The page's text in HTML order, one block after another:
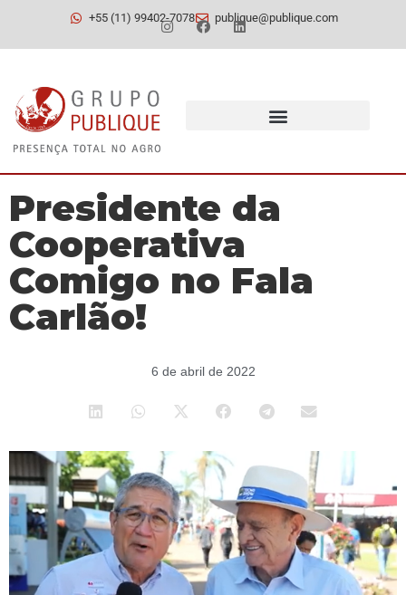
+55 (11) 99402-7078 publique@publique.com
Presidente da
Cooperativa
Comigo no Fala
Carlão!
6 de abril de 2022